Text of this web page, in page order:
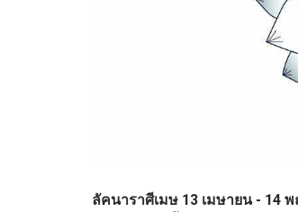
ลัคนาราศีเมษ 13 เมษายน - 14